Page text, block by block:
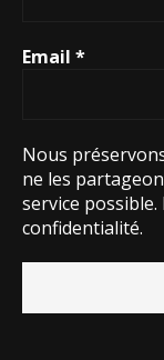
Email *
Nous
ne les
service possible.
confidentialité.